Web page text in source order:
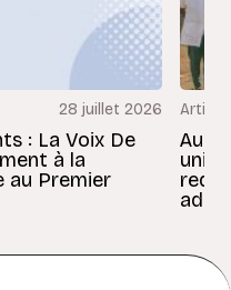
28 juillet 2026
: La Voix De
à la
au Premier
Article
Au